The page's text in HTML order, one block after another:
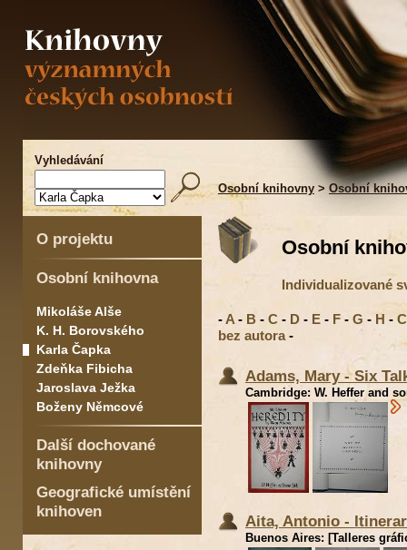
Vyhledávání
Osobní knihovny > Osobní
O projektu
Osobní knihovna
Mikoláše Alše
K. H. Borovského
Karla Čapka
Zdeňka Fibicha
Jaroslava Ježka
Boženy Němcové
Další dochované
knihovny
Geografické umístění
knihoven
Osobní
Individualizované
-A - B - C - D - E - F - G - H -
bez autora -
Adams, Mary - Six
Cambridge: W. Heffer and
Aita, Antonio -
Buenos Aires: [Talleres